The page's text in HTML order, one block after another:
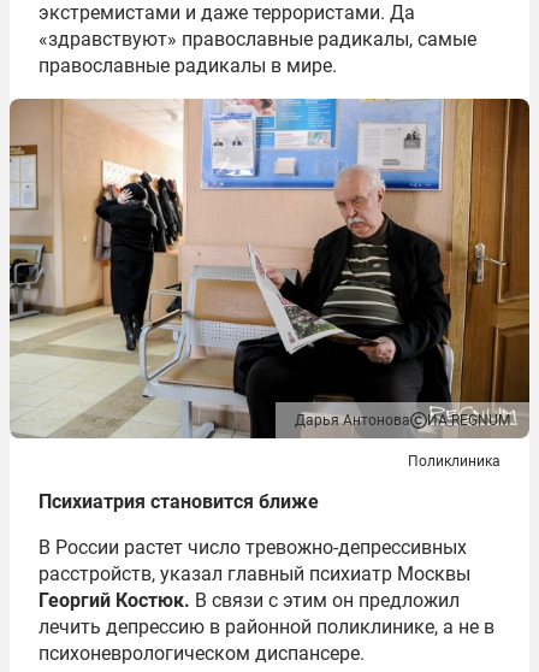
экстремистами и даже террористами. Да
«здравствуют» православные радикалы, самые
православные радикалы в мире.
Дарья Антонова ИА REGNUM
Поликлиника
Психиатрия становится ближе
В России растет число тревожно-депрессивных
расстройств, указал главный психиатр Москвы
Георгий Костюк. В связи с этим он предложил
лечить депрессию в районной поликлинике, а не в
психоневрологическом диспансере.